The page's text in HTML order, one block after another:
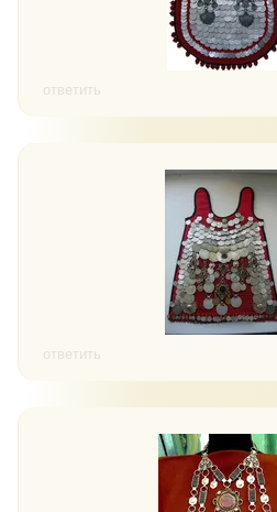
ответить
ответить